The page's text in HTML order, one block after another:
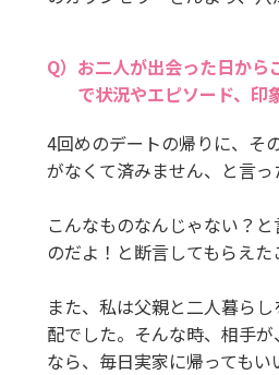
お二人が出会った日から
で状況やエピソード、印
4回めのデートの帰りに、そ
がなくて済みません、と言っ
こんなものなんじゃない？
のだよ！と断言してもらえた
また、私は父親と二人暮ら
配でした。そんな時、相手
なら、毎日実家に帰ってもい